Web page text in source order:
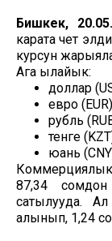
Бишкек,
карата чет
курсун
Ага ылайык:
доллар
евро
рубль
тенге
юань
Коммерциялык
87,34
сатылууда.
алынып, 1,24